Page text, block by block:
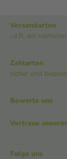
Versandarten
i.d.R. am
Zahlarten
sicher und
Bewerte uns
Vertraue
Folge uns